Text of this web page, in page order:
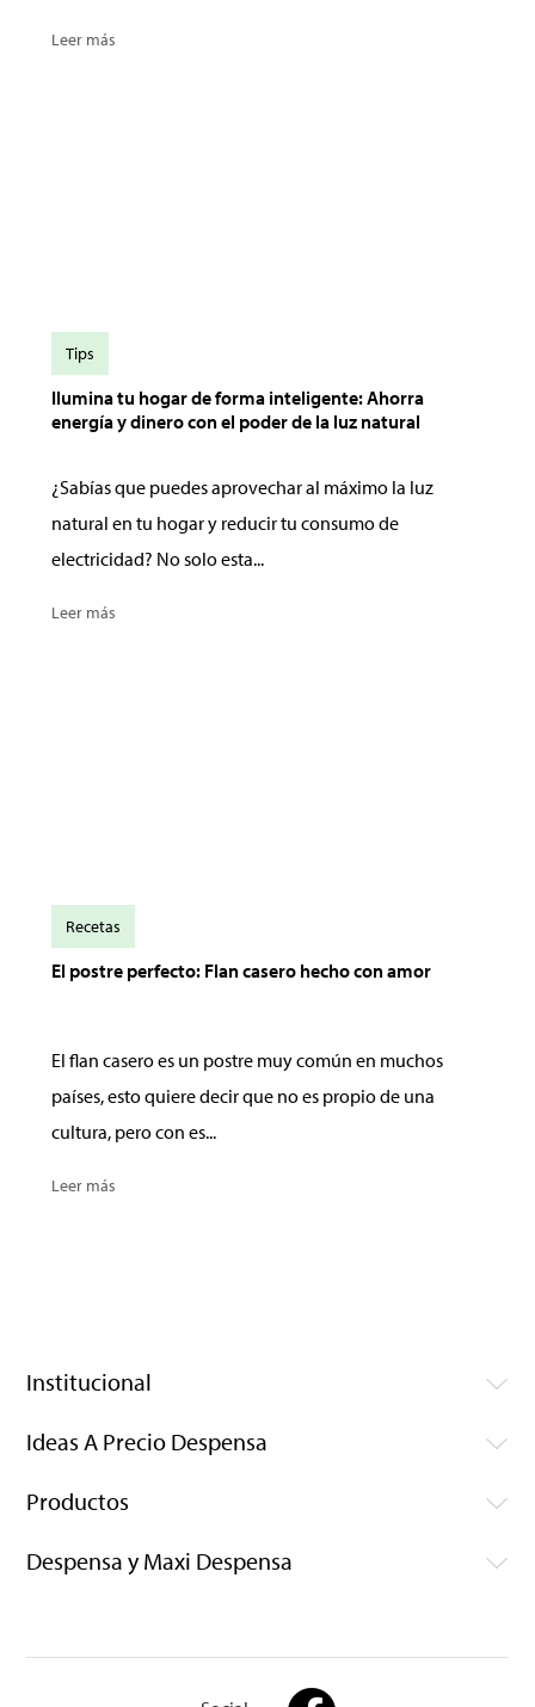
Leer más
Ilumina tu hogar de forma inteligente: Ahorra
energía y dinero con el poder de la luz natural
¿Sabías que puedes aprovechar al máximo la luz
natural en tu hogar y reducir tu consumo de
electricidad? No solo esta...
Leer más
Tips
El postre perfecto: Flan casero hecho con amor
El flan casero es un postre muy común en muchos
países, esto quiere decir que no es propio de una
cultura, pero con es...
Leer más
Recetas
Institucional
Ideas A Precio Despensa
Productos
Despensa y Maxi Despensa